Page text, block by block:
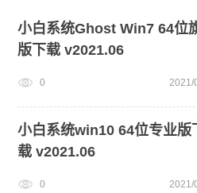
新手如何重装电脑系统win7
win11绕过硬件限制安装 win11怎
戴尔一键重装系统教育版 免费升级
win11怎么退回win10
小白系统Ghost Win7 64位
版下载 v2021.06
0 2021/
小白系统win10 64位专业版
载 v2021.06
0 2021/